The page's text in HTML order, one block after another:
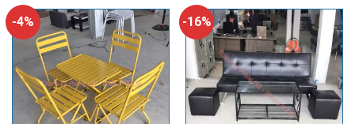
754,000₫.
-4% -16%